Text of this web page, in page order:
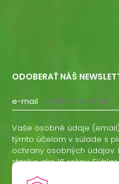
ODOBERAŤ NÁŠ
e-mail
Vaše osobné údaje
týmto účelom v súlade s
ochrany osobných
staršie ako 16 rokov.